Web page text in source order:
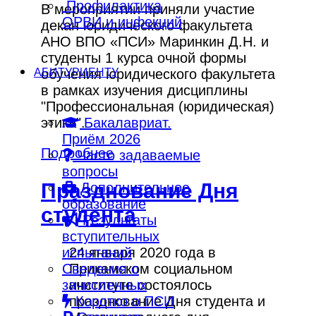
Профилактика
ОРВИ и инфекций
АБИТУРИЕНТУ
Бакалавриат.
Приём 2026
Часто задаваемые
вопросы
Дополнительное
образование
Результаты
вступительных
испытаний
Сведения о
зачисленных
Коротко о ПСИ
В мероприятии приняли участие
декан юридического факультета
АНО ВПО «ПСИ» Маринкин Д.Н. и
студенты 1 курса очной формы
обучения юридического факультета
в рамках изучения дисциплины
"Профессиональная (юридическая)
этика".
Подробнее
Празднование Дня
студента
24 января 2020 года в
Прикамском социальном
институте состоялось
празднование Дня студента и